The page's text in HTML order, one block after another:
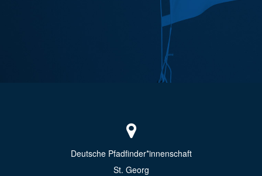
Deutsche Pfadfinder*innenschaft
St. Georg